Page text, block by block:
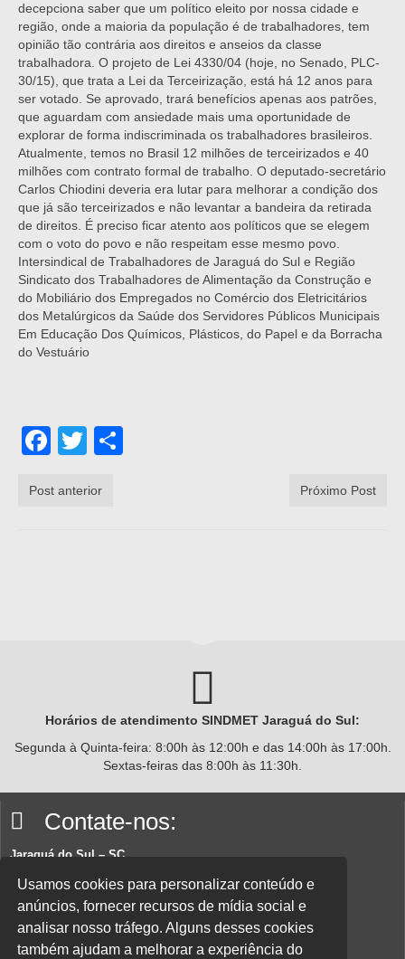
decepciona saber que um político eleito por nossa cidade e
região, onde a maioria da população é de trabalhadores, tem
opinião tão contrária aos direitos e anseios da classe
trabalhadora. O projeto de Lei 4330/04 (hoje, no Senado, PLC-
30/15), que trata a Lei da Terceirização, está há 12 anos para
ser votado. Se aprovado, trará benefícios apenas aos patrões,
que aguardam com ansiedade mais uma oportunidade de
explorar de forma indiscriminada os trabalhadores brasileiros.
Atualmente, temos no Brasil 12 milhões de terceirizados e 40
milhões com contrato formal de trabalho. O deputado-secretário
Carlos Chiodini deveria era lutar para melhorar a condição dos
que já são terceirizados e não levantar a bandeira da retirada
de direitos. É preciso ficar atento aos políticos que se elegem
com o voto do povo e não respeitam esse mesmo povo.
Intersindical de Trabalhadores de Jaraguá do Sul e Região
Sindicato dos Trabalhadores de Alimentação da Construção e
do Mobiliário dos Empregados no Comércio dos Eletricitários
dos Metalúrgicos da Saúde dos Servidores Públicos Municipais
Em Educação Dos Químicos, Plásticos, do Papel e da Borracha
do Vestuário
Facebook
Twitter
Post anterior Próximo Post
Horários de atendimento SINDMET Jaraguá do Sul:
Segunda à Quinta-feira: 8:00h às 12:00h e das 14:00h às 17:00h.
Sextas-feiras das 8:00h às 11:30h.
Contate-nos:
Jaraguá do Sul – SC
Rua João Planincheck, 157, Nova Brasília – CEP 89252-220.
E-mail:sindicatom@metalurgicosjaragua.com.br
Fone: (47) 3371-2100
Usamos cookies para personalizar conteúdo e
anúncios, fornecer recursos de mídia social e
analisar nosso tráfego. Alguns desses cookies
também ajudam a melhorar a experiência do